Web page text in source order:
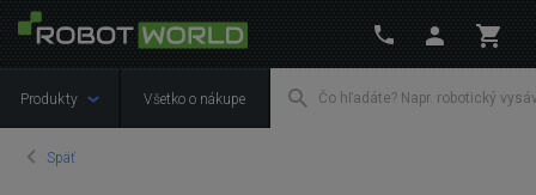
Produkty Všetko o nákupe
Späť